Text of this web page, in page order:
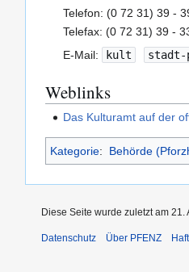
Telefon: (0 72 31) 39 -
Telefax: (0 72 31) 39 -
E-Mail:
kult stadt-
Weblinks
Das Kulturamt auf der
Kategorie: Behörde
Diese Seite wurde zuletzt am
Datenschutz Über PFENZ